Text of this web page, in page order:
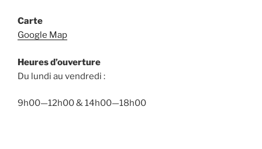
Carte
Google Map
Heures d’ouverture
Du lundi au vendredi :
9h00—12h00 & 14h00—18h00